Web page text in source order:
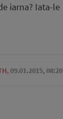
iarna? Iata-le
,09.01.2015, 08:20